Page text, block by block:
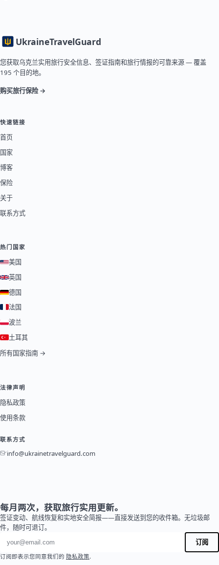
UkraineTravelGuard
您获取乌克兰实用旅行安全信息、签证指南和旅行情报的可靠来源 — 覆盖
195 个目的地。
购买旅行保险 →
快速链接
首页
国家
博客
保险
关于
联系方式
热门国家
美国
英国
德国
法国
波兰
土耳其
所有国家指南 →
法律声明
隐私政策
使用条款
联系方式
info@ukrainetravelguard.com
每月两次，获取旅行实用更新。
签证变动、航线恢复和实地安全简报——直接发送到您的收件箱。无垃圾邮
件，随时可退订。
电子邮件地址
订阅
订阅即表示您同意我们的 隐私政策.